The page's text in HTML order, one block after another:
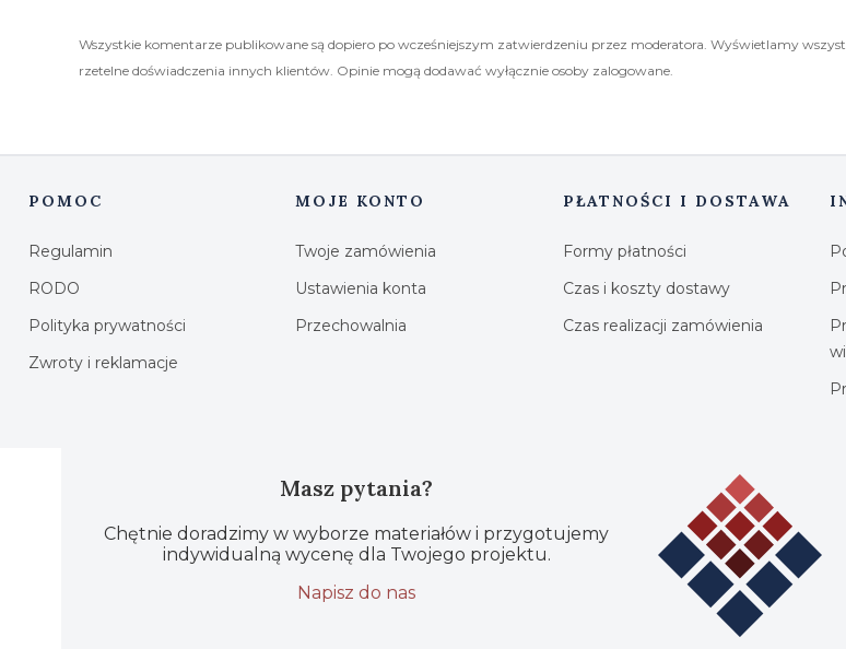
Wszystkie komentarze publikowane są dopiero po wcześniejszym zatwierdzeniu przez moderatora. Wyświetlamy
rzetelne doświadczenia innych klientów. Opinie mogą dodawać wyłącznie osoby zalogowane.
Linki w stopce
POMOC
Regulamin
RODO
Polityka prywatności
Zwroty i reklamacje
MOJE KONTO
Twoje zamówienia
Ustawienia konta
Przechowalnia
PŁATNOŚCI I DOSTAWA
Formy płatności
Czas i koszty dostawy
Czas realizacji zamówienia
Masz pytania?
Chętnie doradzimy w wyborze materiałów i przygotujemy
indywidualną wycenę dla Twojego projektu.
Napisz do nas